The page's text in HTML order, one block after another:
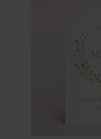
Receptiekaartje